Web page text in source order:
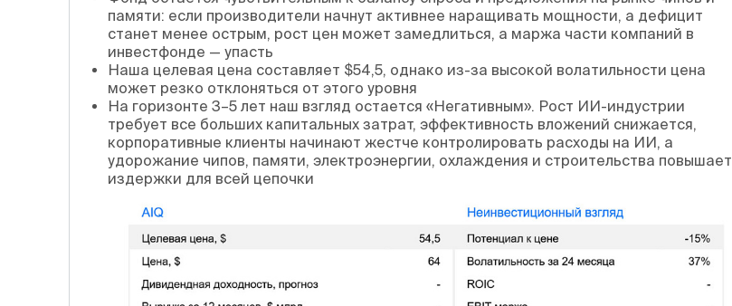
памяти: если производители начнут активнее наращивать мощности, а дефицит
станет менее острым, рост цен может замедлиться, а маржа части компаний в
инвестфонде — упасть
Наша целевая цена составляет $54,5, однако из-за высокой волатильности цена
может резко отклоняться от этого уровня
На горизонте 3–5 лет наш взгляд остается «Негативным». Рост ИИ-индустрии
требует все больших капитальных затрат, эффективность вложений снижается,
корпоративные клиенты начинают жестче контролировать расходы на ИИ, а
удорожание чипов, памяти, электроэнергии, охлаждения и строительства повышает
издержки для всей цепочки